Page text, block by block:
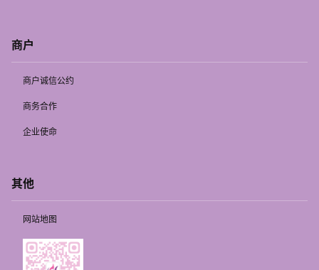
商户
商户诚信公约
商务合作
企业使命
其他
网站地图